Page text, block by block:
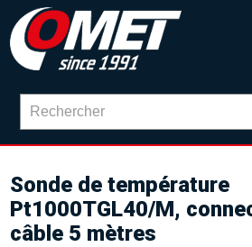
Sonde de température
Pt1000TGL40/M,
câble 5 mètres